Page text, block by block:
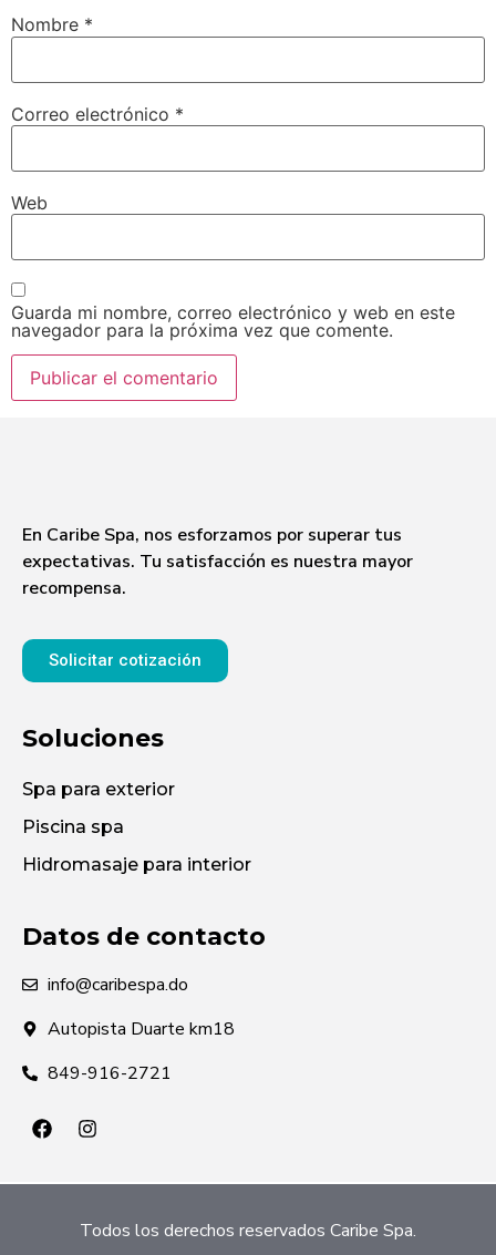
Nombre *
Correo electrónico *
Web
Guarda mi nombre, correo electrónico y web en este
navegador para la próxima vez que comente.
En Caribe Spa, nos esforzamos por superar tus
expectativas. Tu satisfacción es nuestra mayor
recompensa.
Solicitar cotización
Soluciones
Spa para exterior
Piscina spa
Hidromasaje para interior
Datos de contacto
info@caribespa.do
Autopista Duarte km18
849-916-2721
Todos los derechos reservados Caribe Spa.